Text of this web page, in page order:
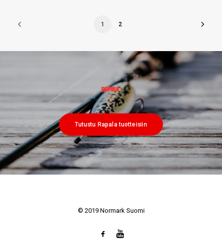
1 2
Tutustu Rapala tuotteisiin
© 2019 Normark Suomi